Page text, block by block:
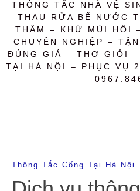
THÔNG TẮC NHÀ VỆ
THAU RỬA BỂ NƯỚC
THẤM – KHỬ MÙI HÔI
CHUYÊN NGHIỆP –
ĐÚNG GIÁ – THỢ GIỎI –
TẠI HÀ NỘI – PHỤC VỤ
Thông Tắc Cống Tại Hà Nội